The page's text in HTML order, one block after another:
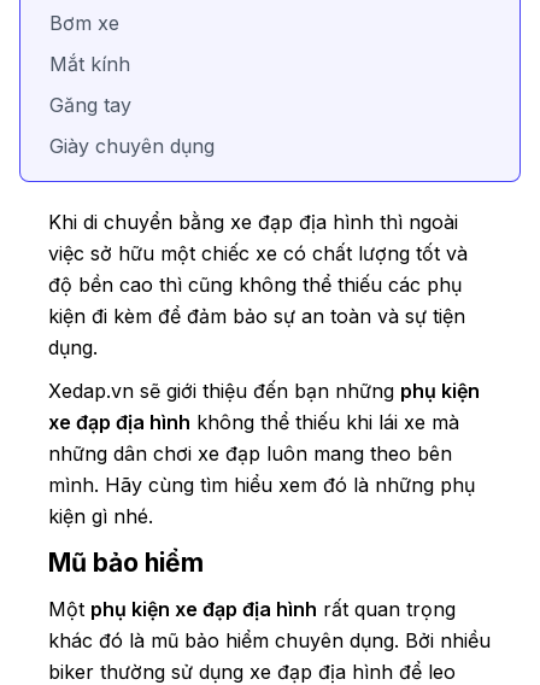
Bơm xe
Mắt kính
Găng tay
Giày chuyên dụng
Khi di chuyển bằng xe đạp địa hình thì ngoài
việc sở hữu một chiếc xe có chất lượng tốt và
độ bền cao thì cũng không thể thiếu các phụ
kiện đi kèm để đảm bảo sự an toàn và sự tiện
dụng.
Xedap.vn sẽ giới thiệu đến bạn những phụ kiện
xe đạp địa hình không thể thiếu khi lái xe mà
những dân chơi xe đạp luôn mang theo bên
mình. Hãy cùng tìm hiểu xem đó là những phụ
kiện gì nhé.
Mũ bảo hiểm
Một phụ kiện xe đạp địa hình rất quan trọng
khác đó là mũ bảo hiểm chuyên dụng. Bởi nhiều
biker thường sử dụng xe đạp địa hình để leo